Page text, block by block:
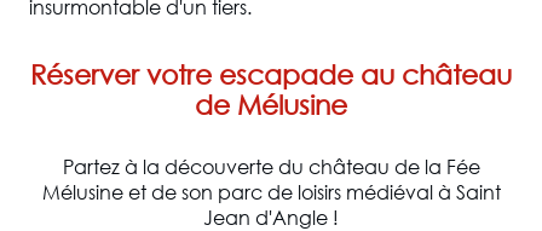
insurmontable d'un tiers.
Réserver votre escapade au château
de Mélusine
Partez à la découverte du château de la Fée
Mélusine et de son parc de loisirs médiéval à Saint
Jean d'Angle !